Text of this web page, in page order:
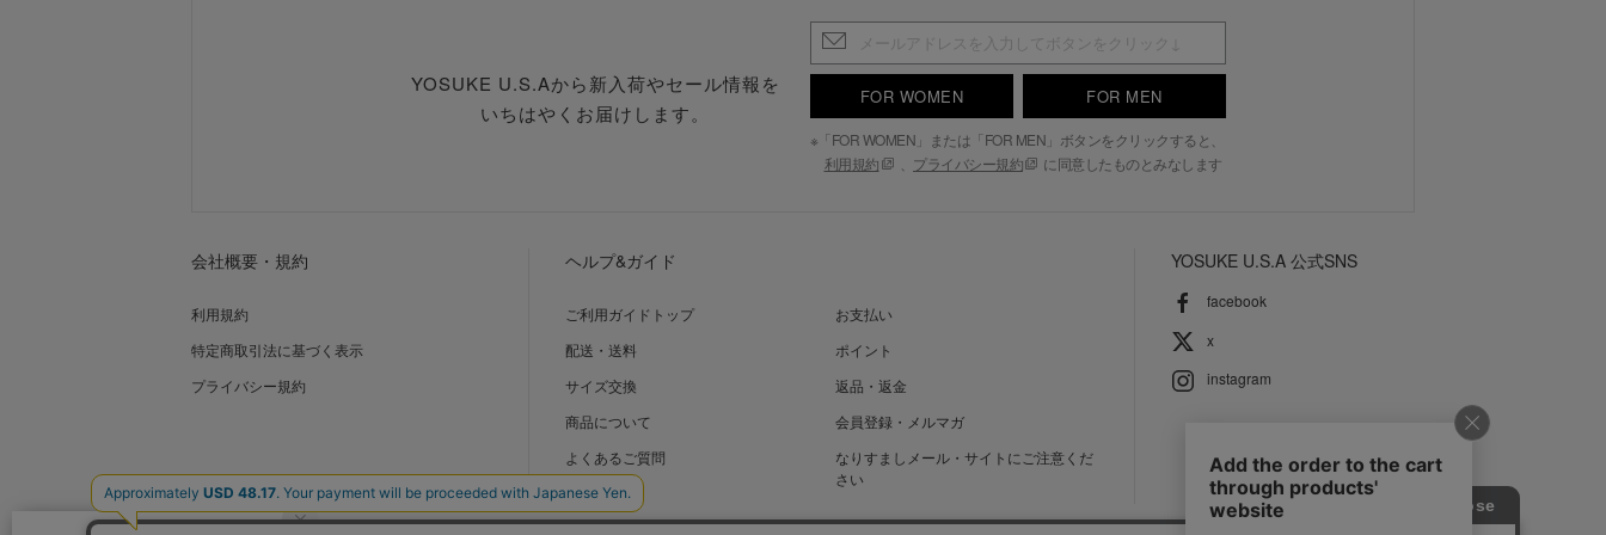
YOSUKE U.S.Aから新入荷やセール情報を
いちはやくお届けします。
FOR WOMEN FOR MEN
※「FOR WOMEN」または「FOR MEN」ボタンをクリックすると、
利用規約
プライバシー規約 に同意したものとみなします
会社概要・規約
利用規約
特定商取引法に基づく表示
プライバシー規約
ヘルプ&ガイド
ご利用ガイドトップ
お支払い
配送・送料
ポイント
サイズ交換
返品・返金
商品について
会員登録・メルマガ
よくあるご質問
なりすましメール・サイトにご注意くだ
さい
YOSUKE U.S.A 公式SNS
facebook
x
instagram